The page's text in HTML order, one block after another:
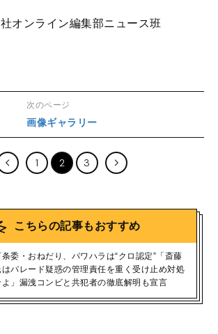
オンライン編集部ニュース班
次のページ
画像ギャラリー
1 2 3
こちらの記事もおすすめ
条委・おねだり、パワハラは“クロ認定”「斎藤
はパレード疑惑の管理責任を重く受け止め対処
よ」漏洩コンビと共犯者の徹底解明も宣言